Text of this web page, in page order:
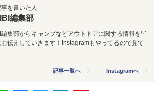
事を書いた人
編集部
編集部からキャンプなどアウトドアに関する情報を皆
お伝えしていきます！Instagramもやってるので見て
記事一覧へ Instagramへ